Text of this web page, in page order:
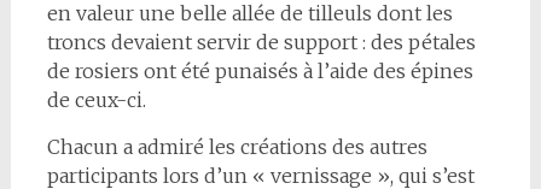
en valeur une belle allée de tilleuls dont les
troncs devaient servir de support : des pétales
de rosiers ont été punaisés à l’aide des épines
de ceux-ci.
Chacun a admiré les créations des autres
participants lors d’un « vernissage », qui s’est